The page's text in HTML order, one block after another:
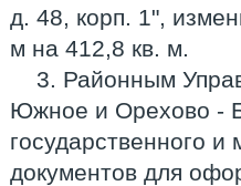
д. 48, корп. 1",
м на 412,8 кв. м.
3. Районным
Южное и Орехово -
государственного
документов для